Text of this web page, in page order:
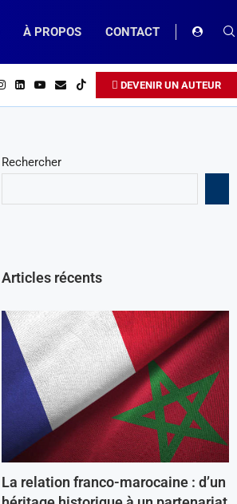
À PROPOS CONTACT
DEVENIR UN AUTEUR
Rechercher
Articles récents
La relation franco-marocaine : d’un